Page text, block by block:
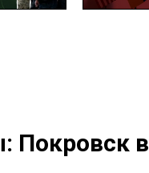
Покровск в